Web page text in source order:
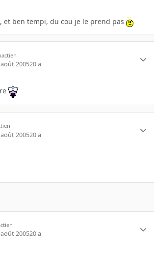
et ben tempi, du cou je le prend pas
août 200520 a
août 200520 a
août 200520 a